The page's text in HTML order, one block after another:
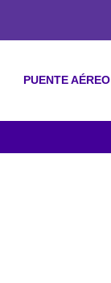
PUENTE AÉREO